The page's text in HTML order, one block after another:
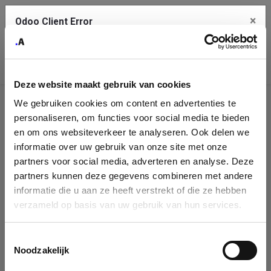
Deze website maakt gebruik van cookies
We gebruiken cookies om content en advertenties te
personaliseren, om functies voor social media te bieden
en om ons websiteverkeer te analyseren. Ook delen we
informatie over uw gebruik van onze site met onze
partners voor social media, adverteren en analyse. Deze
partners kunnen deze gegevens combineren met andere
informatie die u aan ze heeft verstrekt of die ze hebben
verzameld op basis van uw gebruik van hun services.
Noodzakelijk
Company
Identification
Please fill in your company details
You can search a company in our database by name, VAT or
enterprise ID. When a company is selected it will auto-complete the
form. If you don't find your company in our database, you can create
Odoo Client Error ×
service.
See details
Ok